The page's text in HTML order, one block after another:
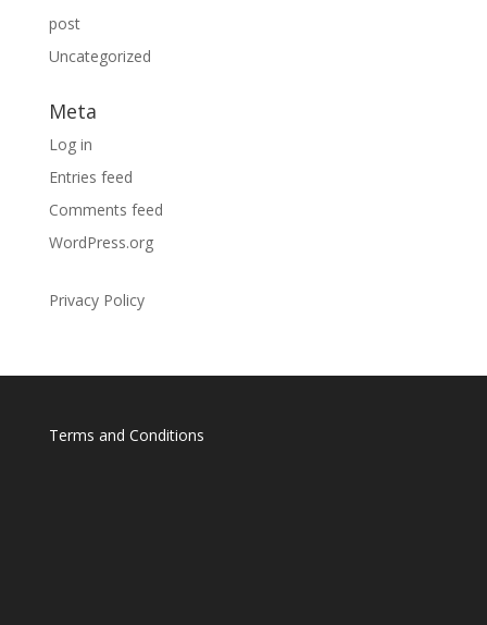
post
Uncategorized
Meta
Log in
Entries feed
Comments feed
WordPress.org
Privacy Policy
Terms and Conditions